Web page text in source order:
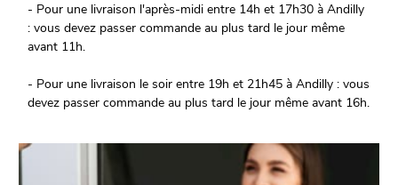
- Pour une livraison l'après-midi entre 14h et 17h30 à Andilly
: vous devez passer commande au plus tard le jour même
avant 11h.
- Pour une livraison le soir entre 19h et 21h45 à Andilly : vous
devez passer commande au plus tard le jour même avant 16h.